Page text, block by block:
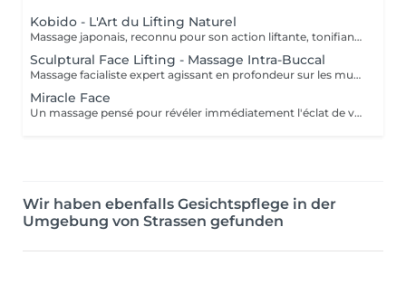
Kobido - L'Art du Lifting Naturel
Massage japonais, reconnu pour son action liftante, tonifiante et anti-âge naturelle. Grâce à un enchaînement précis et rythmé de manuvres manuelles, le Kobido agit en profondeur sur les muscles du visage pour lisser les traits, redessiner l'ovale et raviver l'éclat de la peau. Ce massage stimule la circulation, l'oxygénation des tissus et la production naturelle de collagène et d'élastine, tout en libérant les tensions accumulées dans le visage. Le résultat : un visage plus tonique, reposé et visiblement revitalisé. Bénéfices : Effet liftant naturel et redéfinition des contours Tonification des muscles faciaux Peau plus ferme, plus lisse et plus lumineuse Traits défatigués et tensions relâchées Résultats visibles dès la première séance. Pour des effets durables, une pratique régulière est recommandée.
Sculptural Face Lifting - Massage Intra-Buccal
Massage facialiste expert agissant en profondeur sur les muscles du visage, y compris ceux inaccessibles par le massage externe. Cette technique avancée combine stretching facial et massage intra-buccal pour relâcher les tensions, sculpter les volumes et lifter naturellement le visage, le cou et le décolleté. En travaillant la musculature interne et externe, ce massage permet de redessiner l'ovale, rehausser les pommettes, lisser les traits et améliorer visiblement la qualité de la peau. Il stimule également la circulation sanguine et lymphatique, favorisant l'éclat, la tonicité et la régénération cutanée. Bénéfices : Ovale du visage redessiné, traits sculptés Lissage des rides, cernes et poches Peau plus ferme, plus lumineuse Libération des tensions profondes du visage Effet liftant naturel, sans injection Résultats visibles dès la première séance. Ce massage s'adresse aux visages marqués par le stress, les tensions ou le relâchement.
Miracle Face
Un massage pensé pour révéler immédiatement l'éclat de votre peau. Alliant drainage lymphatique doux et mouvements plus dynamiques, ce soin lisse les traits, défatigue le visage et relance la circulation. Résultat : un teint reposée, lumineux et radieux, des cernes & poches estompées pour un véritable coup d'éclat instantané.
Wir haben ebenfalls Gesichtspflege in der
Umgebung von Strassen gefunden